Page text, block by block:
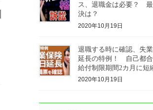
ス、退職金は必要？ 最
決は？
2020年10月19日
退職する時に確認、失
延長の特例！ 自己都合
給付制限期間2カ月に短
2020年10月19日